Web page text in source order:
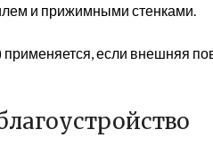
и прижимными стенками.
если внешняя